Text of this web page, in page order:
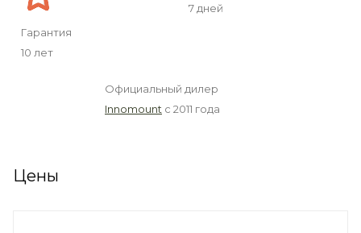
Гарантия
10 лет
7 дней
Официальный дилер
Innomount с 2011 года
Цены